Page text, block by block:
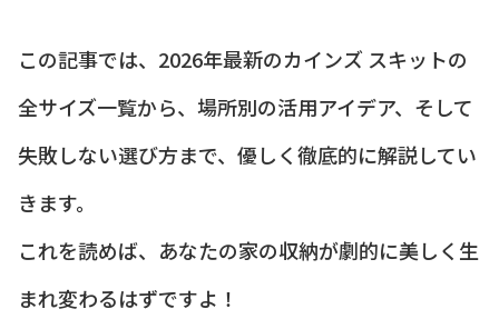
この記事では、2026年最新のカインズ スキットの
全サイズ一覧から、場所別の活用アイデア、そして
失敗しない選び方まで、優しく徹底的に解説してい
きます。
これを読めば、あなたの家の収納が劇的に美しく生
まれ変わるはずですよ！